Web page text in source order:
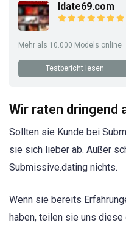
Idate69.com
Mehr als 10.000 Models online
Testbericht lesen
Wir raten dringend
Sollten sie Kunde bei
sie sich lieber ab. Außer
Submissive.dating nichts.
Wenn sie bereits
haben, teilen sie uns